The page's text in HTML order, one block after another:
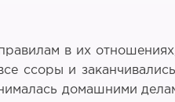
в их
ссоры и
домашними